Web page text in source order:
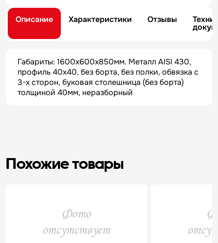
Описание Характеристики Отзывы
Габариты: 1600х600х850мм. Металл AISI 430,
профиль 40х40, без борта, без полки, обвязка с
3-х сторон, буковая столешница (без борта)
толщиной 40мм, неразборный
Похожие товары